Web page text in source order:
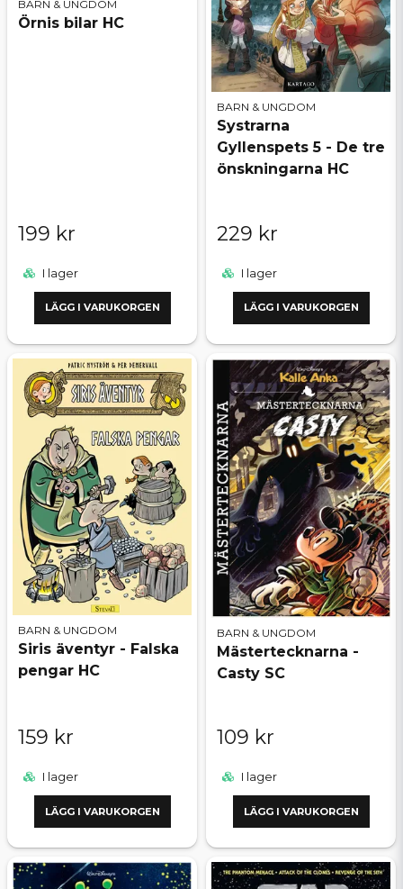
BARN & UNGDOM
Örnis bilar HC
199 kr
I lager
LÄGG I VARUKORGEN
BARN & UNGDOM
Systrarna
Gyllenspets 5 - De tre
önskningarna HC
229 kr
I lager
LÄGG I VARUKORGEN
BARN & UNGDOM
Siris äventyr - Falska
pengar HC
159 kr
I lager
LÄGG I VARUKORGEN
BARN & UNGDOM
Mästertecknarna -
Casty SC
109 kr
I lager
LÄGG I VARUKORGEN